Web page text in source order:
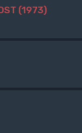
(1973)